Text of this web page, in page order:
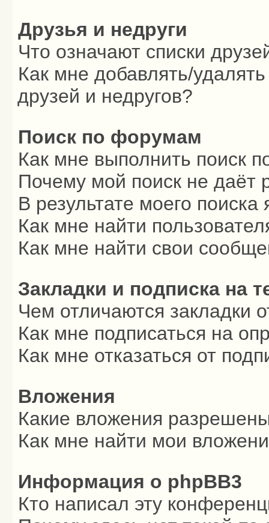
Друзья и недруги
Что означают списки
Как мне добавлять/
друзей и недругов?
Поиск по форумам
Как мне выполнить поиск
Почему мой поиск не даёт
В результате моего
Как мне найти
Как мне найти свои
Закладки и подписка на
Чем отличаются закладки
Как мне подписаться на
Как мне отказаться от
Вложения
Какие вложения
Как мне найти мои
Информация о phpBB3
Кто написал эту